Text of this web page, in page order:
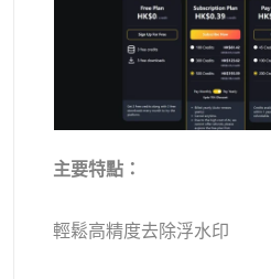
主要特點：
輕鬆高精度去除浮水印